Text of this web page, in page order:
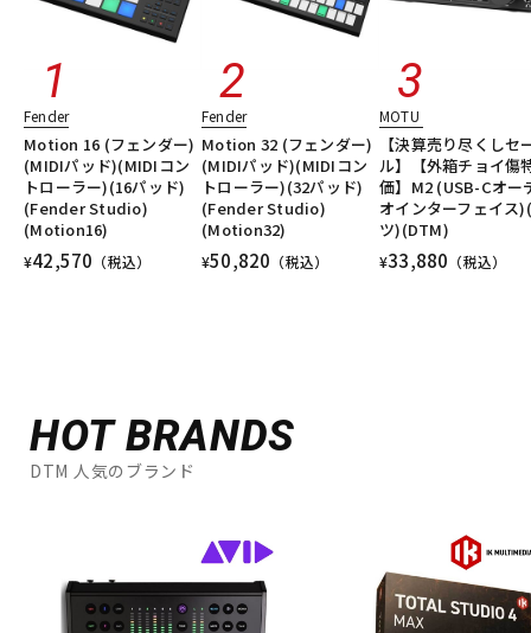
Fender
Motion 16 (フェンダー)
(MIDIパッド)(MIDIコン
トローラー)(16パッド)
(Fender Studio)
(Motion16)
¥42,570 （税込）
Fender
Motion 32 (フェンダー)
(MIDIパッド)(MIDIコン
トローラー)(32パッド)
(Fender Studio)
(Motion32)
¥50,820 （税込）
MOTU
【決算売り尽くしセ
ル】【外箱チョイ傷
価】M2 (USB-Cオー
オインターフェイス
ツ)(DTM)
¥33,880 （税込）
HOT BRANDS
DTM 人気のブランド